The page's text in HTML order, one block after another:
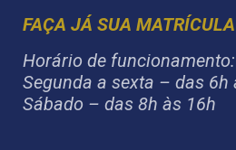
FAÇA JÁ SUA MATRÍCULA
Horário de funcionamento:
Segunda a sexta – das 6h
Sábado – das 8h às 16h